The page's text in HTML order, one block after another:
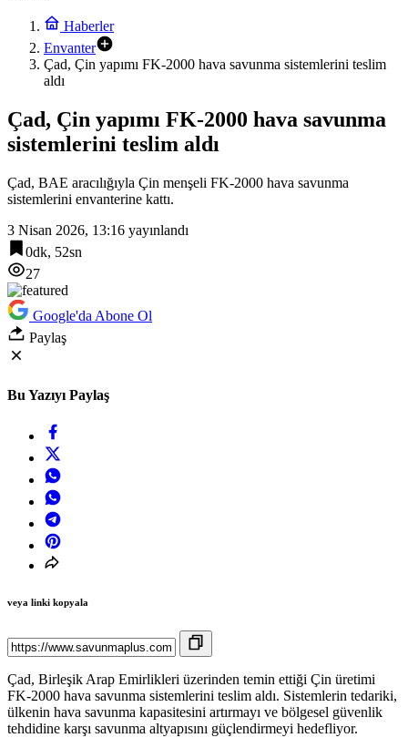
Haberler
Envanter
Çad, Çin yapımı FK-2000 hava savunma sistemlerini teslim
aldı
Çad, Çin yapımı FK-2000 hava savunma
sistemlerini teslim aldı
Çad, BAE aracılığıyla Çin menşeli FK-2000 hava savunma
sistemlerini envanterine kattı.
3 Nisan 2026, 13:16 yayınlandı
0dk, 52sn
27
Google'da Abone Ol
Paylaş
Bu Yazıyı Paylaş
veya linki kopyala
Çad, Birleşik Arap Emirlikleri üzerinden temin ettiği Çin üretimi
FK-2000 hava savunma sistemlerini teslim aldı. Sistemlerin tedariki,
ülkenin hava savunma kapasitesini artırmayı ve bölgesel güvenlik
tehdidine karşı savunma altyapısını güçlendirmeyi hedefliyor.